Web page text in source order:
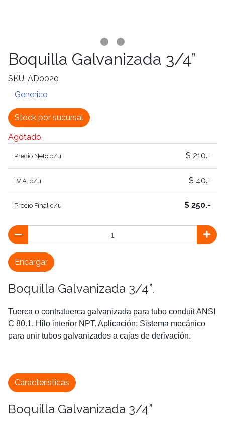
Boquilla Galvanizada 3/4”
SKU: AD0020
Generico
Stock por sucursal
Agotado.
Precio Neto c/u $ 210.-
I.V.A. c/u $ 40.-
Precio Final c/u $ 250.-
Encargar
Boquilla Galvanizada 3/4”.
Tuerca o contratuerca galvanizada para tubo conduit ANSI
C 80.1. Hilo interior NPT. Aplicación: Sistema mecánico
para unir tubos galvanizados a cajas de derivación.
Boquilla Galvanizada 3/4”
Características